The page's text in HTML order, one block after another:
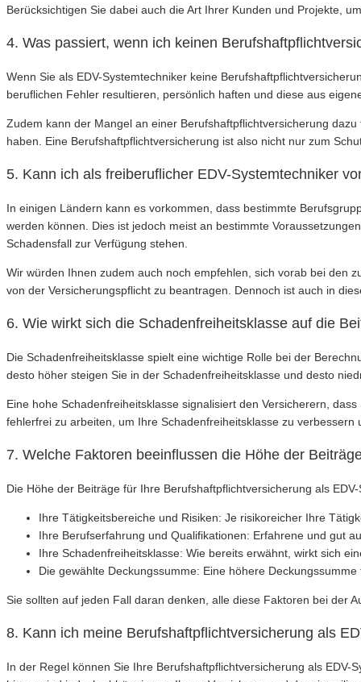
Berücksichtigen Sie dabei auch die Art Ihrer Kunden und Projekte,
4. Was passiert, wenn ich keinen
Wenn Sie als EDV-Systemtechniker keine
beruflichen Fehler resultieren, persönlich haften und diese aus
Zudem kann der Mangel an einer Berufshaftpflichtversicherung
haben. Eine Berufshaftpflichtversicherung ist also nicht nur zum
5. Kann ich als freiberuflicher EDV-Systemtechniker
In einigen Ländern kann es vorkommen, dass bestimmte
werden können. Dies ist jedoch meist an bestimmte
Schadensfall zur Verfügung stehen.
Wir würden Ihnen zudem auch noch empfehlen, sich vorab bei den
von der Versicherungspflicht zu beantragen. Dennoch ist auch in
6. Wie wirkt sich die Schadenfreiheitsklasse auf die
Die Schadenfreiheitsklasse spielt eine wichtige Rolle bei der
desto höher steigen Sie in der Schadenfreiheitsklasse und desto
Eine hohe Schadenfreiheitsklasse signalisiert den Versicherern,
fehlerfrei zu arbeiten, um Ihre Schadenfreiheitsklasse zu verbessern
7. Welche Faktoren beeinflussen die Höhe der
Die Höhe der Beiträge für Ihre Berufshaftpflichtversicherung als
Ihre Tätigkeitsbereiche und Risiken: Je risikoreicher Ihre
Ihre Berufserfahrung und Qualifikationen: Erfahrene und gut
Ihre Schadenfreiheitsklasse: Wie bereits erwähnt, wirkt sich
Die gewählte Deckungssumme: Eine höhere
Sie sollten auf jeden Fall daran denken, alle diese Faktoren bei der
8. Kann ich meine Berufshaftpflichtversicherung als
In der Regel können Sie Ihre Berufshaftpflichtversicherung als